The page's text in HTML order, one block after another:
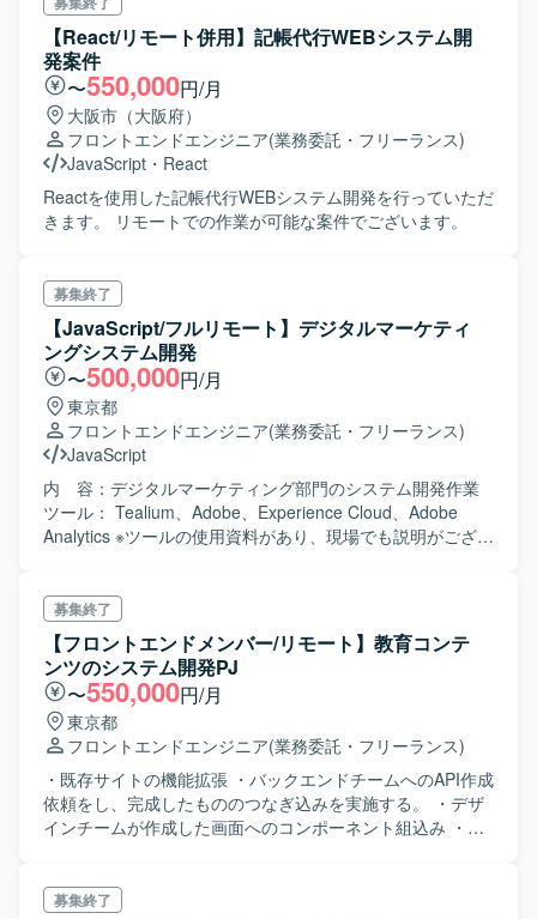
【React/リモート併用】記帳代行WEBシステム開
発案件
〜550,000円/月
大阪市（大阪府）
フロントエンドエンジニア(業務委託・フリーランス)
JavaScript ・ React
Reactを使用した記帳代行WEBシステム開発を行っていただ
きます。 リモートでの作業が可能な案件でございます。
募集終了
【JavaScript/フルリモート】デジタルマーケティ
ングシステム開発
〜500,000円/月
東京都
フロントエンドエンジニア(業務委託・フリーランス)
JavaScript
内 容：デジタルマーケティング部門のシステム開発作業
ツール： Tealium、Adobe、Experience Cloud、Adobe
Analytics ※ツールの使用資料があり、現場でも説明がござい
募集終了
【フロントエンドメンバー/リモート】教育コンテ
ンツのシステム開発PJ
〜550,000円/月
東京都
フロントエンドエンジニア(業務委託・フリーランス)
・既存サイトの機能拡張 ・バックエンドチームへのAPI作成
依頼をし、完成したもののつなぎ込みを実施する。 ・デザ
インチームが作成した画面へのコンポーネント組込み ・対
募集終了